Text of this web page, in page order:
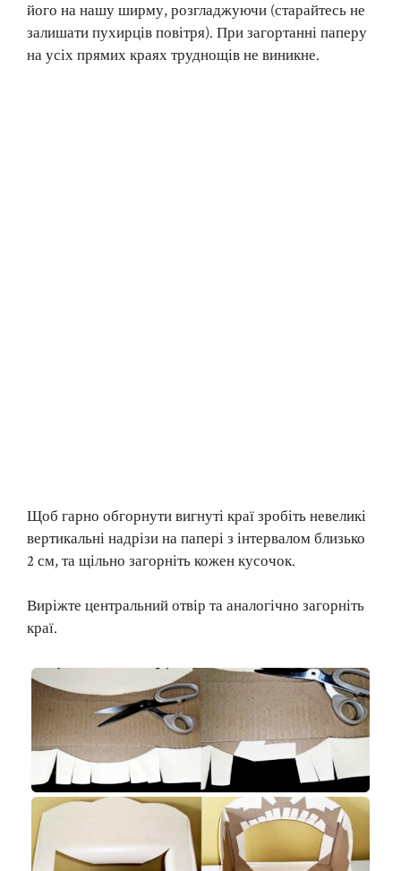
його на нашу ширму, розгладжуючи (старайтесь не
залишати пухирців повітря). При загортанні паперу
на усіх прямих краях труднощів не виникне.
Щоб гарно обгорнути вигнуті краї зробіть невеликі
вертикальні надрізи на папері з інтервалом близько
2 см, та щільно загорніть кожен кусочок.
Виріжте центральний отвір та аналогічно загорніть
краї.